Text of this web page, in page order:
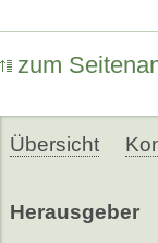
zum
Übersicht
Herausgeber